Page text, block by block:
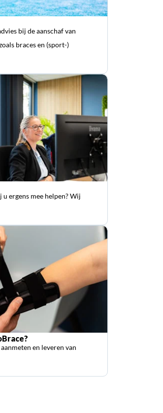
bij de aanschaf van
braces en (sport-)
ergens mee helpen? Wij
en leveren van